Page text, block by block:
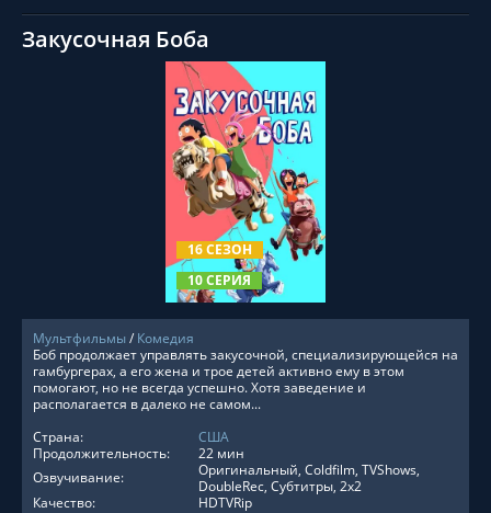
Закусочная Боба
16 СЕЗОН
10 СЕРИЯ
СМОТРЕТЬ ОНЛАЙН
Мультфильмы/ Комедия
Боб продолжает управлять закусочной, специализирующейся на
гамбургерах, а его жена и трое детей активно ему в этом
помогают, но не всегда успешно. Хотя заведение и
располагается в далеко не самом...
Страна:
США
Продолжительность:
22 мин
Озвучивание:
Оригинальный, Coldfilm, TVShows,
DoubleRec, Субтитры, 2x2
Качество:
HDTVRip